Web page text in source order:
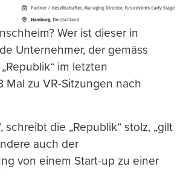
Wer ist dieser in
Unternehmer, der gemäss
im letzten
Mal zu VR-Sitzungen nach
schreibt die „Republik“ stolz, „gilt
auch der
von einem Start-up zu einer